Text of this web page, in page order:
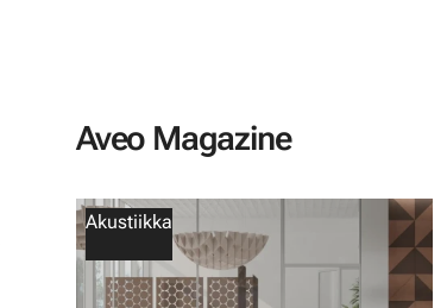
Aveo Magazine
Akustiikka